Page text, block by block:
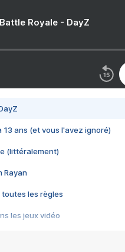
Royale - DayZ
13 ans (et vous l'avez ignoré)
(littéralement)
Rayan
toutes les règles
les jeux vidéo